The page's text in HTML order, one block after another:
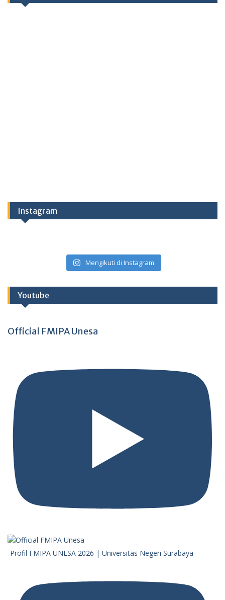
Instagram
Mengikuti di Instagram
Youtube
Official FMIPA Unesa
Profil FMIPA UNESA 2026 | Universitas Negeri Surabaya